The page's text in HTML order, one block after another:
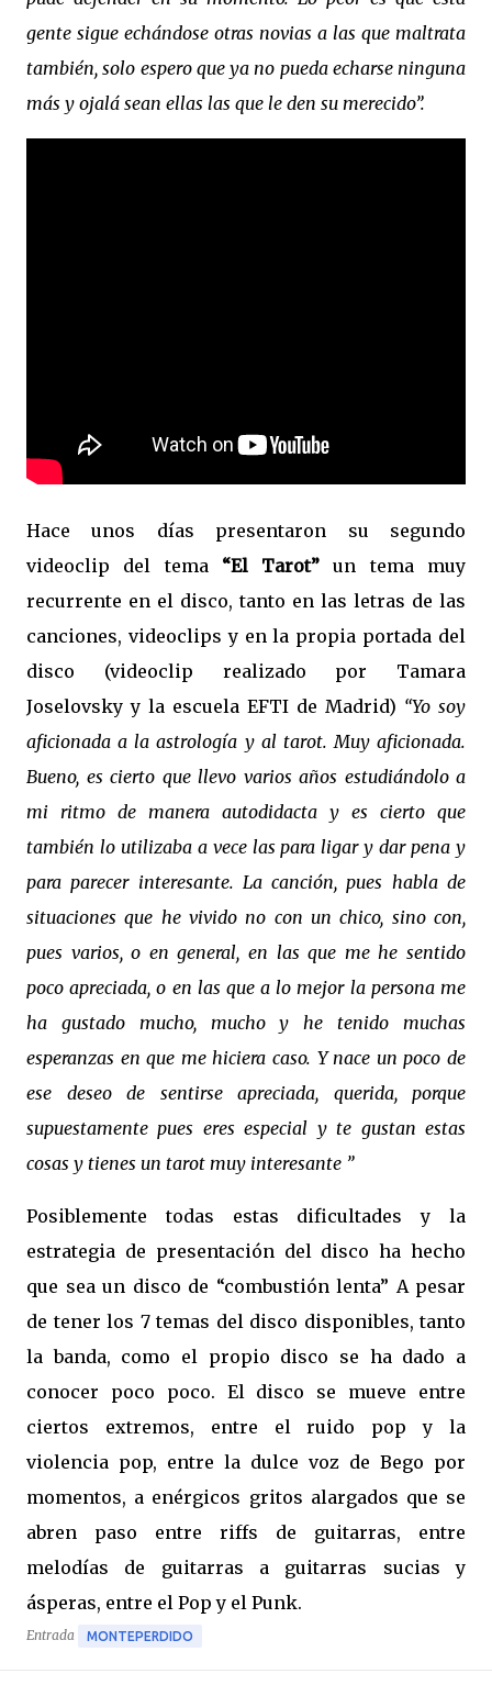
gente sigue echándose otras novias a las que maltrata
también, solo espero que ya no pueda echarse ninguna
más y ojalá sean ellas las que le den su merecido”.
Hace unos días presentaron su segundo
videoclip del tema “El Tarot” un tema muy
recurrente en el disco, tanto en las letras de las
canciones, videoclips y en la propia portada del
disco (videoclip realizado por Tamara
Joselovsky y la escuela EFTI de Madrid) “Yo soy
aficionada a la astrología y al tarot. Muy aficionada.
Bueno, es cierto que llevo varios años estudiándolo a
mi ritmo de manera autodidacta y es cierto que
también lo utilizaba a vece las para ligar y dar pena y
para parecer interesante. La canción, pues habla de
situaciones que he vivido no con un chico, sino con,
pues varios, o en general, en las que me he sentido
poco apreciada, o en las que a lo mejor la persona me
ha gustado mucho, mucho y he tenido muchas
esperanzas en que me hiciera caso. Y nace un poco de
ese deseo de sentirse apreciada, querida, porque
supuestamente pues eres especial y te gustan estas
cosas y tienes un tarot muy interesante ”
Posiblemente todas estas dificultades y la
estrategia de presentación del disco ha hecho
que sea un disco de “combustión lenta” A pesar
de tener los 7 temas del disco disponibles, tanto
la banda, como el propio disco se ha dado a
conocer poco poco. El disco se mueve entre
ciertos extremos, entre el ruido pop y la
violencia pop, entre la dulce voz de Bego por
momentos, a enérgicos gritos alargados que se
abren paso entre riffs de guitarras, entre
melodías de guitarras a guitarras sucias y
ásperas, entre el Pop y el Punk.
Entrada MONTEPERDIDO